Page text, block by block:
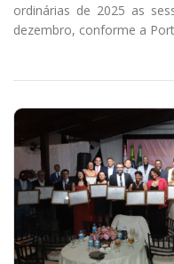
ordinárias de 2025 as
dezembro, conforme a